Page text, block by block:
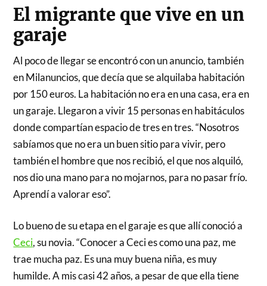
El migrante que vive en un
garaje
Al poco de llegar se encontró con un anuncio, también
en Milanuncios, que decía que se alquilaba habitación
por 150 euros. La habitación no era en una casa, era en
un garaje. Llegaron a vivir 15 personas en habitáculos
donde compartían espacio de tres en tres. “Nosotros
sabíamos que no era un buen sitio para vivir, pero
también el hombre que nos recibió, el que nos alquiló,
nos dio una mano para no mojarnos, para no pasar frío.
Aprendí a valorar eso”.
Lo bueno de su etapa en el garaje es que allí conoció a
Ceci, su novia. “Conocer a Ceci es como una paz, me
trae mucha paz. Es una muy buena niña, es muy
humilde. A mis casi 42 años, a pesar de que ella tiene